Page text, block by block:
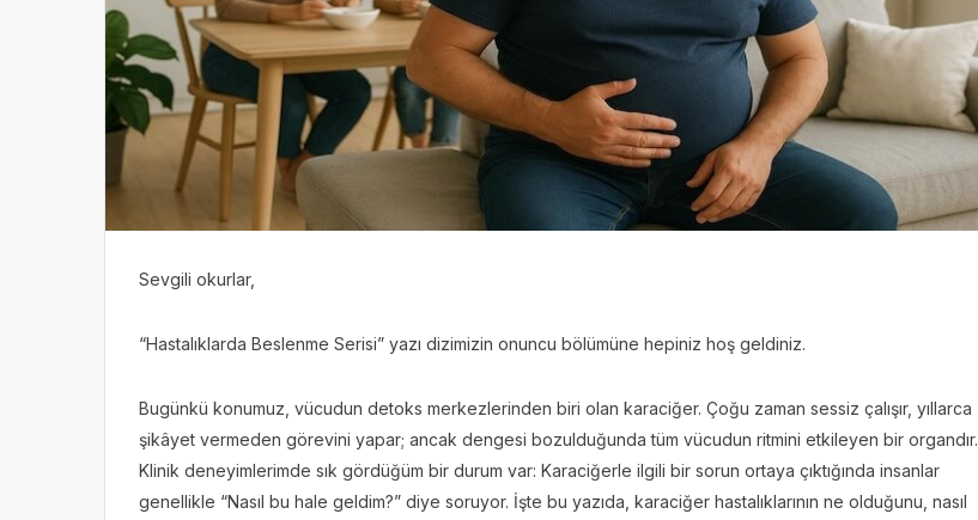
Sevgili okurlar,
“Hastalıklarda Beslenme Serisi” yazı dizimizin onuncu bölümüne hepiniz hoş geldiniz.
Bugünkü konumuz, vücudun detoks merkezlerinden biri olan karaciğer. Çoğu zaman sessiz çalışır, yıllarca
şikâyet vermeden görevini yapar; ancak dengesi bozulduğunda tüm vücudun ritmini etkileyen bir organdır.
Klinik deneyimlerimde sık gördüğüm bir durum var: Karaciğerle ilgili bir sorun ortaya çıktığında insanlar
genellikle “Nasıl bu hale geldim?” diye soruyor. İşte bu yazıda, karaciğer hastalıklarının ne olduğunu, nasıl